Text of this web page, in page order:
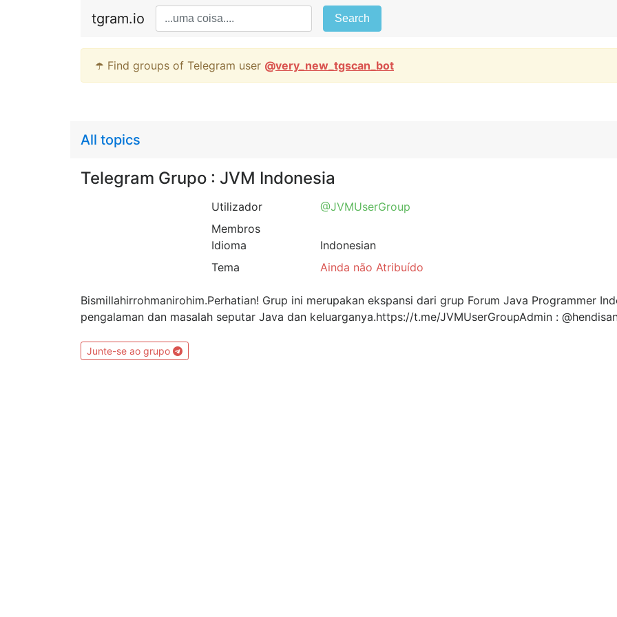
tgram.io Search
☂️ Find groups of Telegram user @very_new_tgscan_bot
All topics
Telegram Grupo : JVM Indonesia
Utilizador
@JVMUserGroup
Membros
Idioma
Indonesian
Tema
Ainda não Atribuído
Bismillahirrohmanirohim.Perhatian! Grup ini merupakan ekspansi dari grup Forum Java Programmer
pengalaman dan masalah seputar Java dan keluarganya.https://t.me/JVMUserGroupAdmin :
Junte-se ao grupo